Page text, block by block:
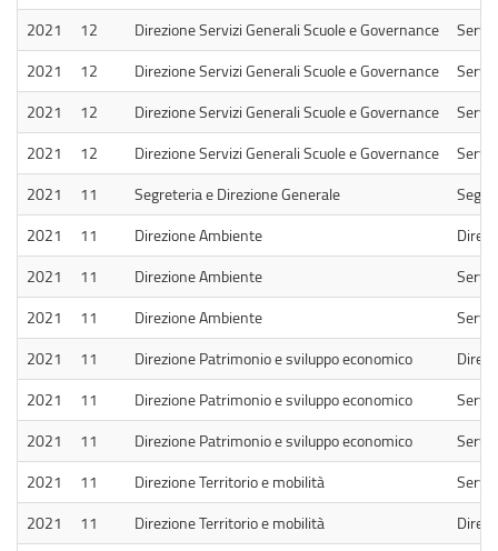
2021
12 Direzione Servizi Generali Scuole e Governance
2021
12 Direzione Servizi Generali Scuole e Governance
2021
12 Direzione Servizi Generali Scuole e Governance
2021
12 Direzione Servizi Generali Scuole e Governance
2021
11 Segreteria e Direzione Generale
2021
11 Direzione Ambiente
2021
11 Direzione Ambiente
2021
11 Direzione Ambiente
2021
11 Direzione Patrimonio e sviluppo economico
2021
11 Direzione Patrimonio e sviluppo economico
2021
11 Direzione Patrimonio e sviluppo economico
2021
11 Direzione Territorio e mobilità
2021
11 Direzione Territorio e mobilità